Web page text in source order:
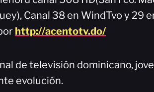
Canal 38 en WindTvo y 29
http://acentotv.do/
de televisión dominicano,
evolución.